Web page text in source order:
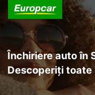
Închiriere auto în
Descoperiți